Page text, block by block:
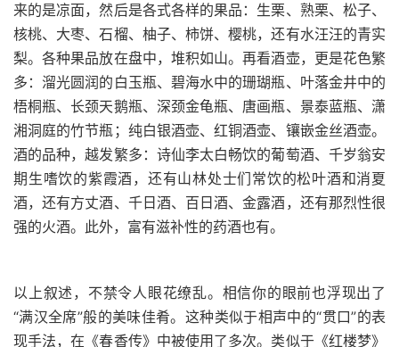
来的是凉面，然后是各式各样的果品：生栗、熟栗、松子、
核桃、大枣、石榴、柚子、柿饼、樱桃，还有水汪汪的青实
梨。各种果品放在盘中，堆积如山。再看酒壶，更是花色繁
多：溜光圆润的白玉瓶、碧海水中的珊瑚瓶、叶落金井中的
梧桐瓶、长颈天鹅瓶、深颈金龟瓶、唐画瓶、景泰蓝瓶、潇
湘洞庭的竹节瓶；纯白银酒壶、红铜酒壶、镶嵌金丝酒壶。
酒的品种，越发繁多：诗仙李太白畅饮的葡萄酒、千岁翁安
期生嗜饮的紫霞酒，还有山林处士们常饮的松叶酒和消夏
酒，还有方丈酒、千日酒、百日酒、金露酒，还有那烈性很
强的火酒。此外，富有滋补性的药酒也有。
以上叙述，不禁令人眼花缭乱。相信你的眼前也浮现出了
“满汉全席”般的美味佳肴。这种类似于相声中的“贯口”的表
现手法，在《春香传》中被使用了多次。类似于《红楼梦》